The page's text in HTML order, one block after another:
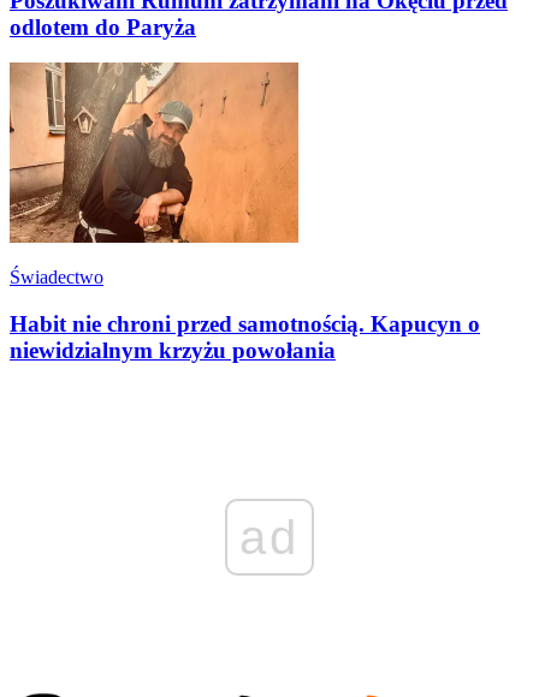
odlotem do Paryża
Świadectwo
Habit nie chroni przed samotnością. Kapucyn o
niewidzialnym krzyżu powołania
ad